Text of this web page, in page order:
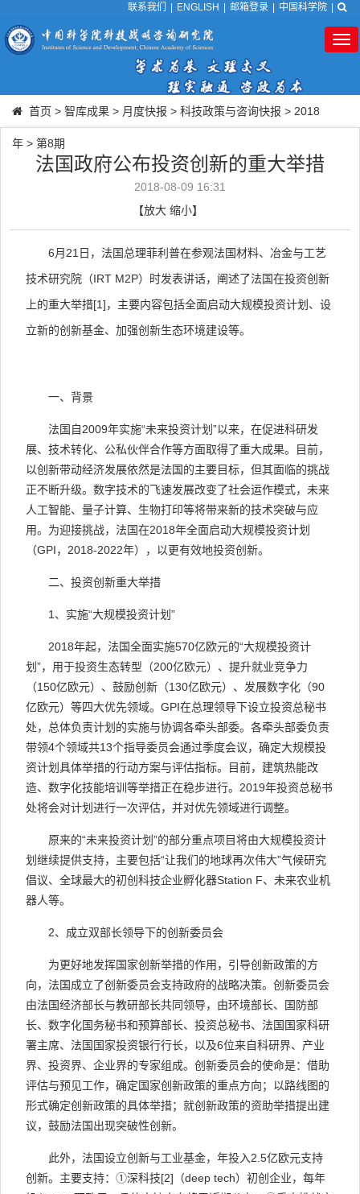
联系我们 ENGLISH 邮箱登录 中国科学院
首页 > 智库成果 > 月度快报 > 科技政策与咨询快报 > 2018
年 > 第8期
法国政府公布投资创新的重大举措
2018-08-09 16:31
【放大 缩小】
6月 21 日，法国总理菲利普在参观法国材料、冶金与工艺
技术研究院（IRT M2P）时发表讲话，阐述了法国在投资创新
上的重大举措[1]，主要内容包括全面启动大规模投资计划、设
立新的创新基金、加强创新生态环境建设等。
一、背景
法国自2009年实施“未来投资计划”以来，在促进科研发
展、技术转化、公私伙伴合作等方面取得了重大成果。目前，
以创新带动经济发展依然是法国的主要目标，但其面临的挑战
正不断升级。数字技术的飞速发展改变了社会运作模式，未来
人工智能、量子计算、生物打印等将带来新的技术突破与应
用。为迎接挑战，法国在2018年全面启动大规模投资计划
（GPI， 2018-2022年），以更有效地投资创新。
二、投资创新重大举措
1 、实施“大规模投资计划”
2018年起，法国全面实施570亿欧元的“大规模投资计
划”，用于投资生态转型（200亿欧元）、提升就业竞争力
（150亿欧元）、鼓励创新（130亿欧元）、发展数字化（90
亿欧元）等四大优先领域。GPI在总理领导下设立投资总秘书
处，总体负责计划的实施与协调各牵头部委。各牵头部委负责
带领4个领域共13个指导委员会通过季度会议，确定大规模投
资计划具体举措的行动方案与评估指标。目前，建筑热能改
造、数字化技能培训等举措正在稳步进行。 2019年投资总秘书
处将会对计划进行一次评估，并对优先领域进行调整。
原来的“未来投资计划”的部分重点项目将由大规模投资计
划继续提供支持，主要包括“让我们的地球再次伟大”气候研究
倡议、全球最大的初创科技企业孵化器Station F、未来农业机
器人等。
2、成立双部长领导下的创新委员会
为更好地发挥国家创新举措的作用，引导创新政策的方
向，法国成立了创新委员会支持政府的战略决策。创新委员会
由法国经济部长与教研部长共同领导，由环境部长、国防部
长、数字化国务秘书和预算部长、投资总秘书、法国国家科研
署主席、法国国家投资银行行长，以及6位来自科研界、产业
界、投资界、企业界的专家组成。创新委员会的使命是：借助
评估与预见工作，确定国家创新政策的重点方向；以路线图的
形式确定创新政策的具体举措；就创新政策的资助举措提出建
议，鼓励法国出现突破性创新。
此外，法国设立创新与工业基金，年投入2.5亿欧元支持
创新。主要支持：①深科技[2] （deep tech）初创企业，每年